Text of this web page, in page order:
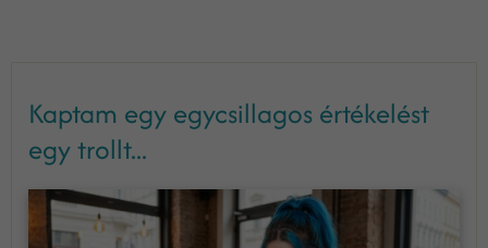
Kaptam egy egycsillagos értékelést
egy trollt...